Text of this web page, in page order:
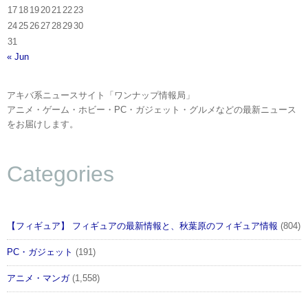
17 18 19 20 21 22 23
24 25 26 27 28 2930
31
« Jun
アキバ系ニュースサイト「ワンナップ情報局」
アニメ・ゲーム・ホビー・PC・ガジェット・グルメなどの最新ニュース
をお届けします。
Categories
【フィギュア】 フィギュアの最新情報と、秋葉原のフィギュア情報 (804)
PC・ガジェット (191)
アニメ・マンガ(1,558)